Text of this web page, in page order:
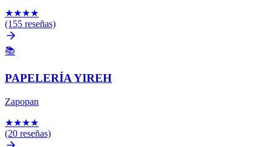
★★★★
(155 reseñas)
📚
PAPELERÍA YIREH
Zapopan
★★★★
(20 reseñas)